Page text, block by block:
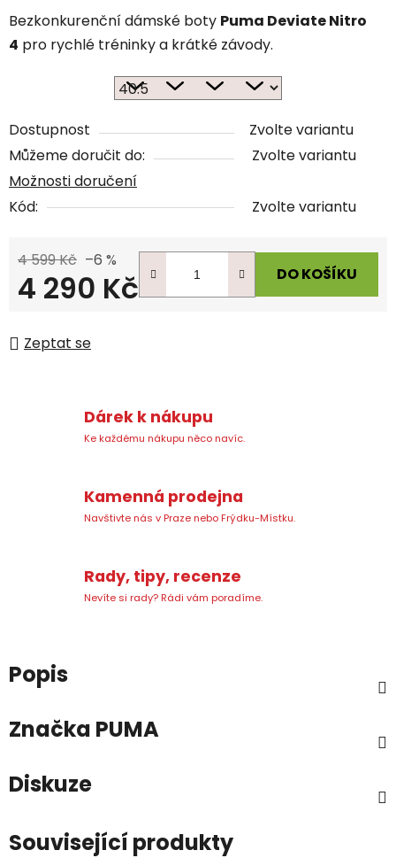
Bezkonkurenční dámské boty Puma Deviate Nitro
4 pro rychlé tréninky a krátké závody.
Dostupnost
Zvolte variantu
Můžeme doručit do:
Zvolte variantu
Možnosti doručení
Kód:
Zvolte variantu
4 599 Kč –6 %
4 290 Kč DO KOŠÍKU
Zeptat se
Dárek k nákupu
Ke každému nákupu něco navíc.
Kamenná prodejna
Navštivte nás v Praze nebo Frýdku-Místku.
Rady, tipy, recenze
Nevíte si rady? Rádi vám poradíme.
Popis
Značka PUMA
Diskuze
Související produkty